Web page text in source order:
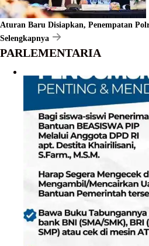
Aturan Baru Disiapkan, Penempatan
Selengkapnya
PARLEMENTARIA